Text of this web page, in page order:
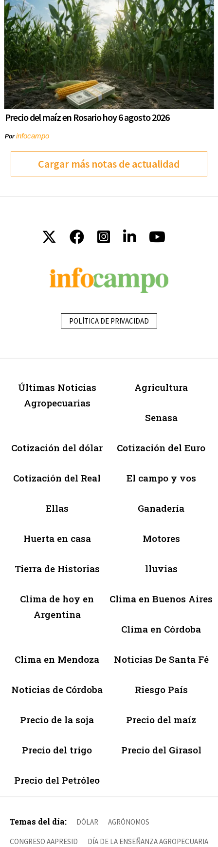
Precio del maíz en Rosario hoy 6 agosto 2026
Porinfocampo
Cargar más notas de actualidad
POLÍTICA DE PRIVACIDAD
Últimas Noticias
Agropecuarias
Agricultura
Senasa
Cotización del dólar Cotización del Euro
Cotización del Real El campo y vos
Ellas Ganadería
Huerta en casa Motores
Tierra de Historias lluvias
Clima de hoy en
Argentina
Clima en Buenos Aires
Clima en Córdoba
Clima en Mendoza Noticias De Santa Fé
Noticias de Córdoba Riesgo País
Precio de la soja Precio del maíz
Precio del trigo Precio del Girasol
Precio del Petróleo
Temas del día: DÓLAR AGRÓNOMOS
CONGRESO AAPRESID DÍA DE LA ENSEÑANZA AGROPECUARIA